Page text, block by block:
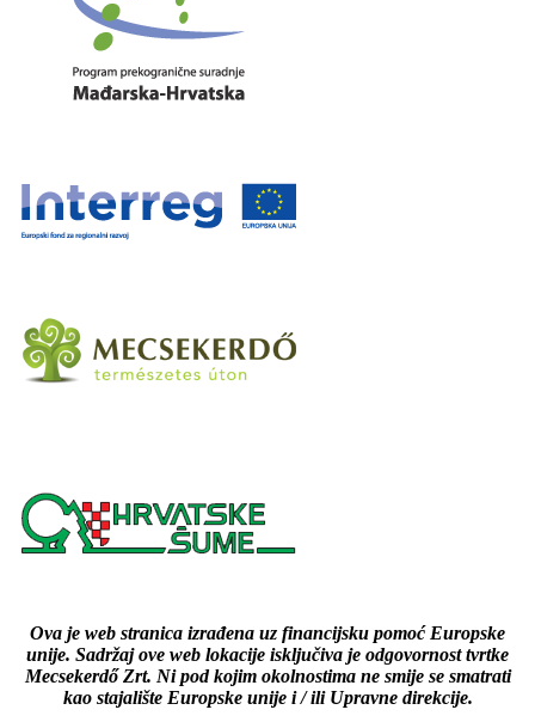
Ova je web stranica izrađena uz financijsku pomoć Europske
unije. Sadržaj ove web lokacije isključiva je odgovornost tvrtke
Mecsekerdő Zrt. Ni pod kojim okolnostima ne smije se smatrati
kao stajalište Europske unije i / ili Upravne direkcije.